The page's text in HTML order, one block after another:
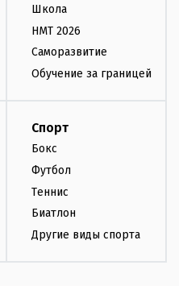
Школа
НМТ 2026
Саморазвитие
Обучение за границей
Спорт
Бокс
Футбол
Теннис
Биатлон
Другие виды спорта